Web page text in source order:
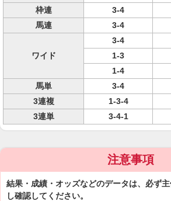
枠連
3-4
馬連
3-4
ワイド
3-4
1-3
1-4
馬単
3-4
3連複
1-3-4
3連単
3-4-1
注意事項
結果・成績・オッズなどのデータは、必ず
し確認してください。